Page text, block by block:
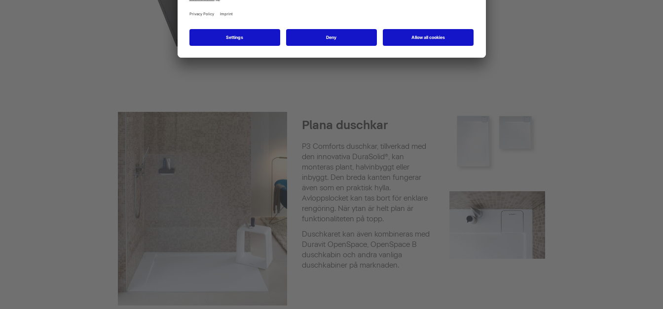
Stonetto duschkar
Plana duschkar
P3 Comforts duschkar, tillverkad med
den innovativa DuraSolid®, kan
monteras plant, halvinbyggt eller
inbyggt. Den breda kanten fungerar
även som en praktisk hylla.
Avloppslocket kan tas bort för enklare
rengöring. När ytan är helt plan är
funktionaliteten på topp.
Duschkaret kan även kombineras med
Duravit OpenSpace, OpenSpace B
duschkabin och andra vanliga
duschkabiner på marknaden.